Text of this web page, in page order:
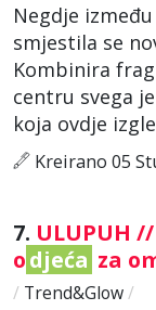
Negdje
smjestila se
Kombinira
centru svega
koja ovdje
Kreirano 05
7. ULUPUH //
odjeća za
/ Trend&Glow/